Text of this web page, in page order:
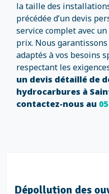
la taille des
précédée d’un devis
service complet avec
prix. Nous
adaptés à vos besoins
respectant les
un devis détaillé de
hydrocarbures à
contactez-nous au
Dépollution des